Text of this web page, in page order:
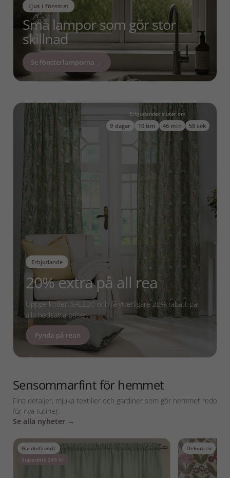
Ljus i fönstret
Små lampor som gör stor
skillnad
Se fönsterlamporna →
Erbjudande
20% extra på all rea
Uppge koden SALE20 och få ytterligare 20% rabatt på
alla nedsatta priser.
Fynda på rean
Erbjudandet slutar om
9 dagar 10 tim 46 min 55 sek
Sensommarfint för hemmet
Fina detaljer, mjuka textilier och gardiner som gör hemmet redo
för nya rutiner.
Se alla nyheter →
Gardinfavorit
Superpris 249 kr
Dekorativ